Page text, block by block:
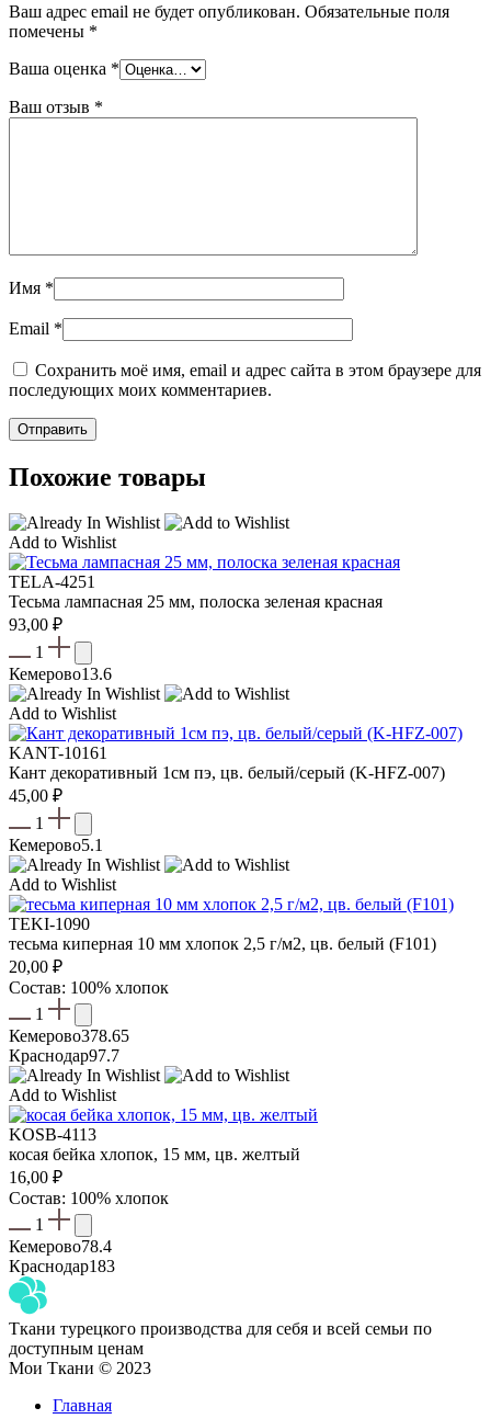
Ваш адрес email не будет опубликован. Обязательные поля
помечены *
Ваша оценка *
Ваш отзыв *
Имя *
Email *
Сохранить моё имя, email и адрес сайта в этом браузере для
последующих моих комментариев.
Похожие товары
Add to Wishlist
TELA-4251
Тесьма лампасная 25 мм, полоска зеленая красная
93,00 ₽
1
Кемерово13.6
Add to Wishlist
KANT-10161
Кант декоративный 1см пэ, цв. белый/серый (K-HFZ-007)
45,00 ₽
1
Кемерово5.1
Add to Wishlist
TEKI-1090
тесьма киперная 10 мм хлопок 2,5 г/м2, цв. белый (F101)
20,00 ₽
Состав: 100% хлопок
1
Кемерово378.65
Краснодар97.7
Add to Wishlist
KOSB-4113
косая бейка хлопок, 15 мм, цв. желтый
16,00 ₽
Состав: 100% хлопок
1
Кемерово78.4
Краснодар183
Ткани турецкого производства для себя и всей семьи по
доступным ценам
Мои Ткани © 2023
Главная